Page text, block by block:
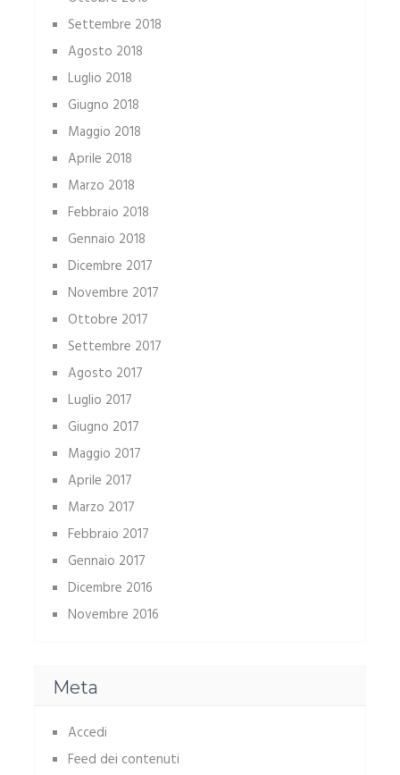
Settembre 2018
Agosto 2018
Luglio 2018
Giugno 2018
Maggio 2018
Aprile 2018
Marzo 2018
Febbraio 2018
Gennaio 2018
Dicembre 2017
Novembre 2017
Ottobre 2017
Settembre 2017
Agosto 2017
Luglio 2017
Giugno 2017
Maggio 2017
Aprile 2017
Marzo 2017
Febbraio 2017
Gennaio 2017
Dicembre 2016
Novembre 2016
Meta
Accedi
Feed dei contenuti